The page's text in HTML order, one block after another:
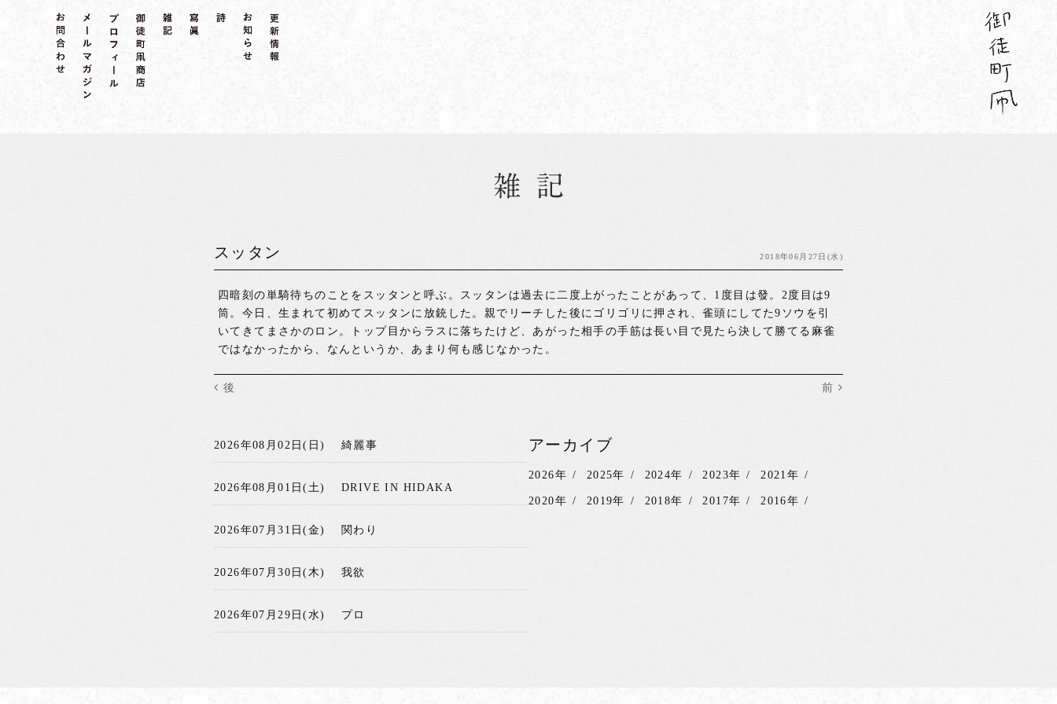
スッタン 2018年06月27日(水)
四暗刻の単騎待ちのことをスッタンと呼ぶ。スッタンは過去に二度上がったことがあって、1度目は發。2度目は9
筒。今日、生まれて初めてスッタンに放銃した。親でリーチした後にゴリゴリに押され、雀頭にしてた9ソウを引
いてきてまさかのロン。トップ目からラスに落ちたけど、あがった相手の手筋は長い目で見たら決して勝てる麻雀
ではなかったから、なんというか、あまり何も感じなかった。
後 前
2026年08月02日(日) 綺麗事
2026年08月01日(土) DRIVE IN HIDAKA
2026年07月31日(金) 関わり
2026年07月30日(木) 我欲
2026年07月29日(水) プロ
アーカイブ
2026年 2025年 2024年 2023年 2021年
2020年 2019年 2018年 2017年 2016年